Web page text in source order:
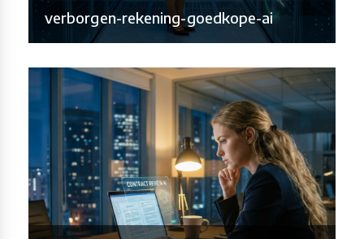
verborgen-rekening-goedkope-ai